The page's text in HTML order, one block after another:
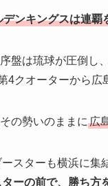
デンキングスは連覇
盤は琉球が圧倒し
4クオーターから広
の勢いのままに 広
スターも横浜に集
ーの前で、勝ち方